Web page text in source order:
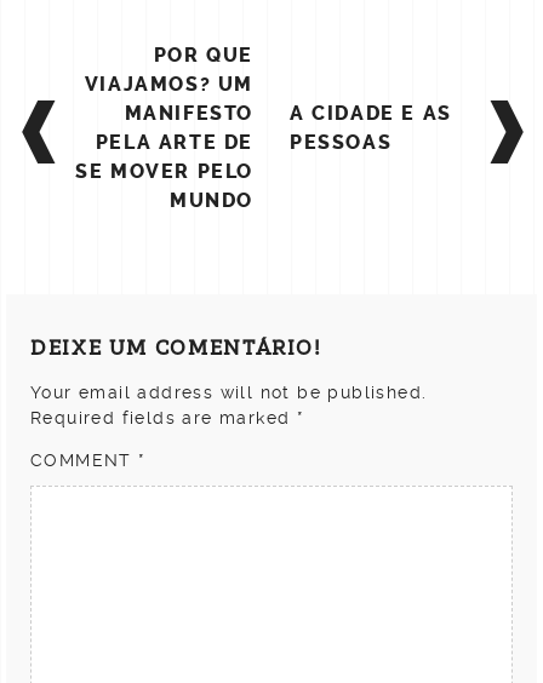
NAVIGATION
POR QUE
VIAJAMOS? UM
MANIFESTO
PELA ARTE DE
SE MOVER PELO
MUNDO
A CIDADE E AS
PESSOAS
DEIXE UM COMENTÁRIO!
Your email address will not be published.
Required fields are marked *
COMMENT *